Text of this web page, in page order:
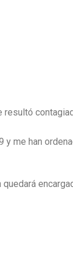
resultó
me han